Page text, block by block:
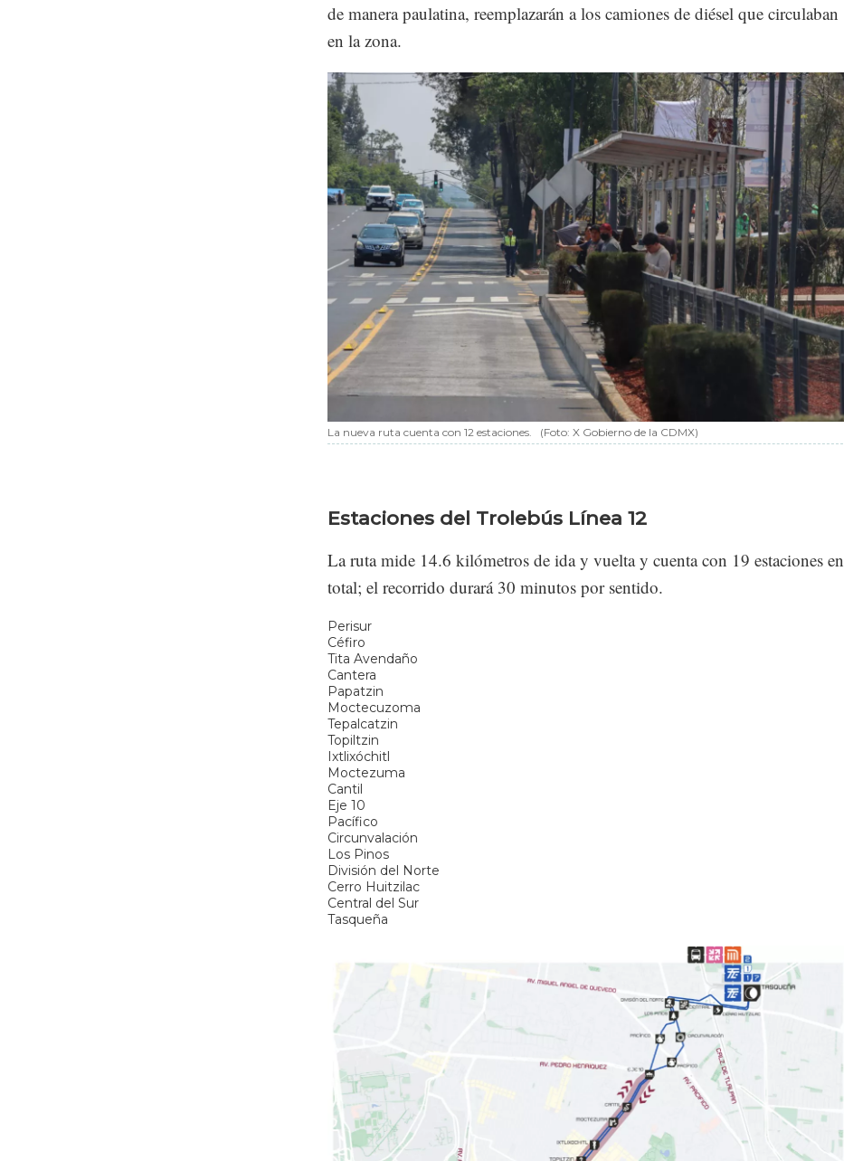
de manera paulatina, reemplazarán a los camiones de diésel que circulaban
en la zona.
La nueva ruta cuenta con 12 estaciones. (Foto: X Gobierno de la CDMX)
Estaciones del Trolebús Línea 12
La ruta mide 14.6 kilómetros de ida y vuelta y cuenta con 19 estaciones en
total; el recorrido durará 30 minutos por sentido.
Perisur
Céfiro
Tita Avendaño
Cantera
Papatzin
Moctecuzoma
Tepalcatzin
Topiltzin
Ixtlixóchitl
Moctezuma
Cantil
Eje 10
Pacífico
Circunvalación
Los Pinos
División del Norte
Cerro Huitzilac
Central del Sur
Tasqueña